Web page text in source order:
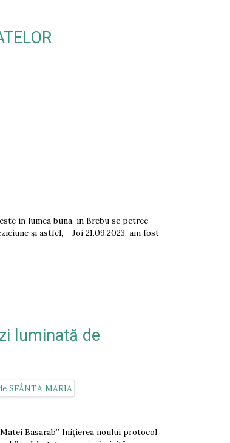
in lumea buna, in Brebu se petrec
și astfel, - Joi 21.09.2023, am fost
luminată de
Basarab” Inițierea noului protocol